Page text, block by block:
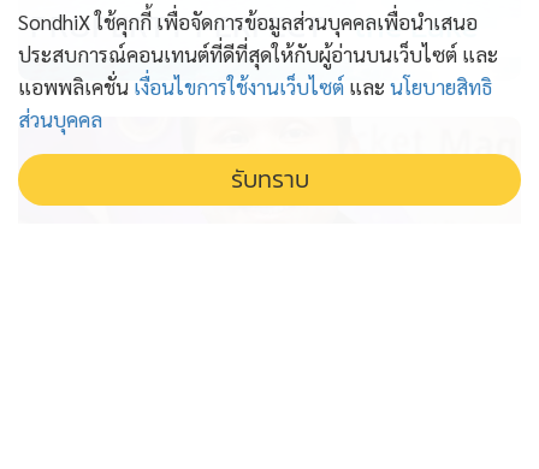
ยิ่งขึ้น สมควรให้มีกองทุนพัฒนาทางหลวง โดยนำค่าธรรมเนียม
การใช้ทางหลวงส่งเข้ากองทุนพัฒนาทางหลวง และให้กองทุนดัง
กล่าวเป็นแหล่งเงินในการจัดให้มีหรือพัฒนาทางหลวงที่มีการ
เรียกเก็บค่าธรรมเนียม รวมทั้งสามารถนำค่าธรรมเนียมการใช้
ทางหลวงที่จะได้รับในอนาคต ไปเป็นทรัพย์สินในการระดมทุน
เพื่อนำไปใช้ในการจัดให้มีหรือพัฒนาโครงข่ายทางหลวงที่มีการ
PROPERTY PERFECT -the Lake
SondhiX ใช้คุกกี้ เพื่อจัดการข้อมูลส่วนบุคคลเพื่อนำเสนอ
ประสบการณ์คอนเทนต์ที่ดีที่สุดให้กับผู้อ่านบนเว็บไซต์ และ
แอพพลิเคชั่น เงื่อนไขการใช้งานเว็บไซต์ และ นโยบายสิทธิ
ส่วนบุคคล
รับทราบ